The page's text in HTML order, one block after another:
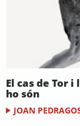
El cas de Tor
ho són
JOAN